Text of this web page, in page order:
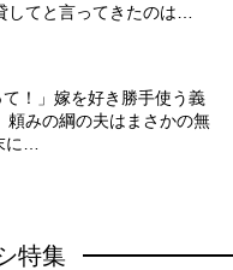
してと言ってきたのは…
て！」嫁を好き勝手使う義
頼みの綱の夫はまさかの無
に…
特集